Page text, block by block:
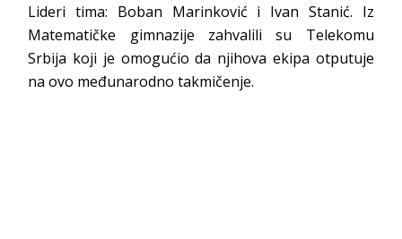
Lideri tima: Boban Marinković i Ivan Stanić. Iz
Matematičke gimnazije zahvalili su Telekomu
Srbija koji je omogućio da njihova ekipa otputuje
na ovo međunarodno takmičenje.